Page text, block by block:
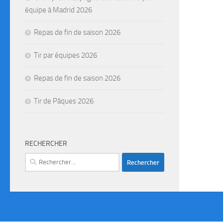
équipe à Madrid 2026
Repas de fin de saison 2026
Tir par équipes 2026
Repas de fin de saison 2026
Tir de Pâques 2026
RECHERCHER